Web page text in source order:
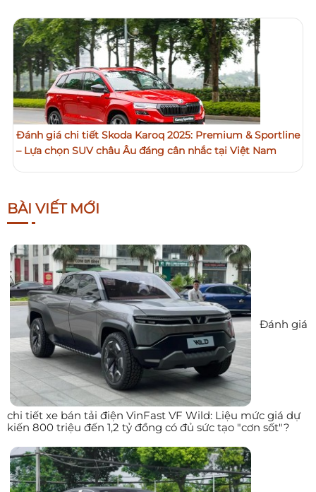
Đánh giá chi tiết Skoda Karoq 2025: Premium & Sportline
– Lựa chọn SUV châu Âu đáng cân nhắc tại Việt Nam
BÀI VIẾT MỚI
Đánh giá
chi tiết xe bán tải điện VinFast VF Wild: Liệu mức giá dự
kiến 800 triệu đến 1,2 tỷ đồng có đủ sức tạo "cơn sốt"?